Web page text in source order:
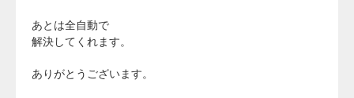
あとは全自動で
解決してくれます。
ありがとうございます。